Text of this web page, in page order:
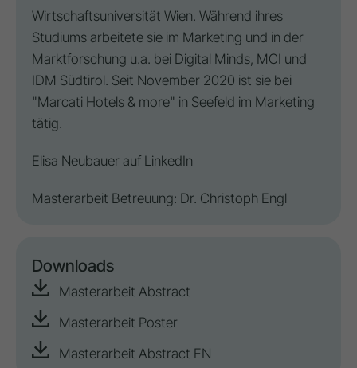
Wirtschaftsuniversität Wien. Während ihres
Studiums arbeitete sie im Marketing und in der
Marktforschung u.a. bei Digital Minds, MCI und
IDM Südtirol. Seit November 2020 ist sie bei
"Marcati Hotels & more" in Seefeld im Marketing
tätig.
Elisa Neubauer auf LinkedIn
Masterarbeit Betreuung: Dr. Christoph Engl
Downloads
Masterarbeit Abstract
Masterarbeit Poster
Masterarbeit Abstract EN